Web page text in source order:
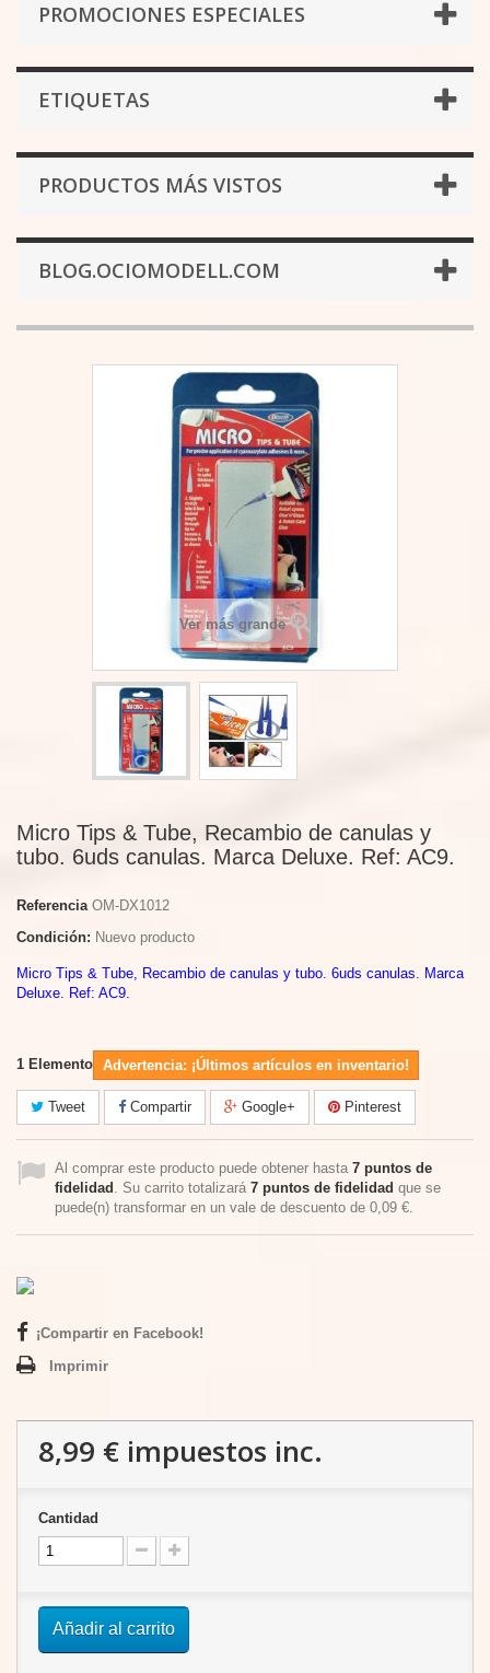
PROMOCIONES ESPECIALES
ETIQUETAS
PRODUCTOS MÁS VISTOS
BLOG.OCIOMODELL.COM
Ver más grande
Micro Tips & Tube, Recambio de canulas y
tubo. 6uds canulas. Marca Deluxe. Ref: AC9.
Referencia OM-DX1012
Condición: Nuevo producto
Micro Tips & Tube, Recambio de canulas y tubo. 6uds canulas. Marca
Deluxe. Ref: AC9.
1 Elemento Advertencia: ¡Últimos artículos en inventario!
Tweet Compartir Google+ Pinterest
Al comprar este producto puede obtener hasta 7 puntos de
fidelidad . Su carrito totalizará 7 puntos de fidelidad que se
puede(n) transformar en un vale de descuento de 0,09 €.
¡Compartir en Facebook!
Imprimir
8,99 € impuestos inc.
Cantidad
Añadir al carrito